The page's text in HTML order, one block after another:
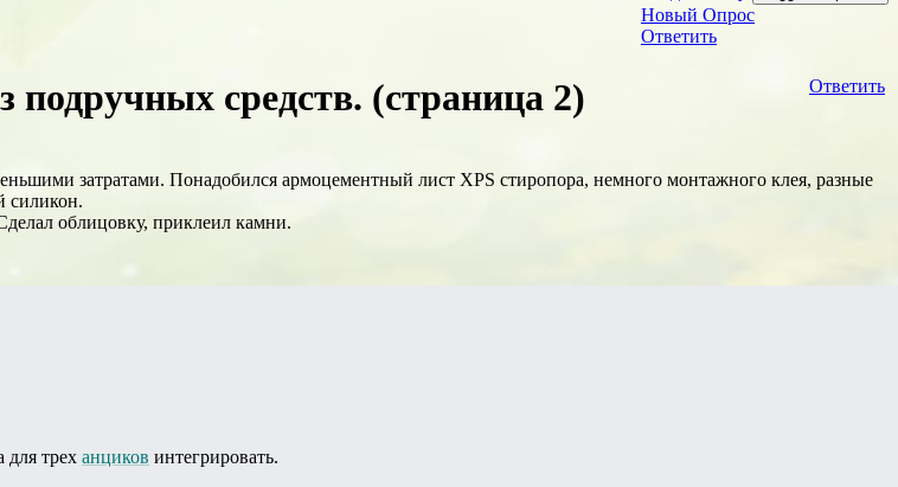
Новый Опрос
Ответить
Ответить
подручных средств. (страница 2)
затратами. Понадобился армоцементный лист XPS стиропора, немного монтажного клея, разные
силикон.
облицовку, приклеил камни.
для трех анциков интегрировать.